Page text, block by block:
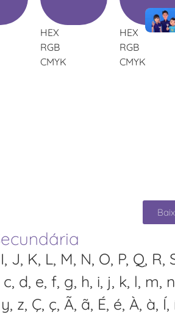
HEX
RGB
CMYK
HEX
RGB
CMYK
J, K, L, M, N, O, P, Q, R,
d, e, f, g, h, i, j, k, l, m,
z, Ç, ç, Ã, ã, É, é, À, à, Í,